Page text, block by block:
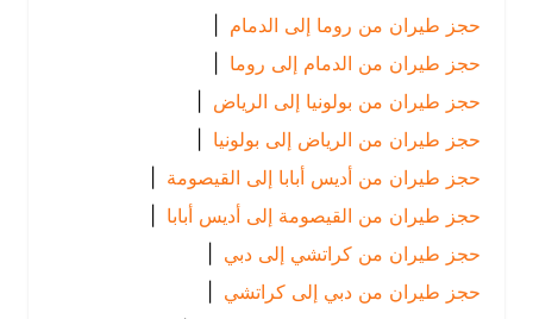
حجز طيران من روما إلى الدمام
|
حجز طيران من الدمام إلى روما
|
حجز طيران من بولونيا إلى الرياض
|
حجز طيران من الرياض إلى بولونيا
|
حجز طيران من أديس أبابا إلى القيصومة |
حجز طيران من القيصومة إلى أديس أبابا |
حجز طيران من كراتشي إلى دبي |
حجز طيران من دبي إلى كراتشي |